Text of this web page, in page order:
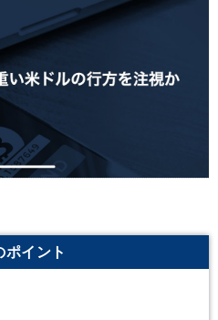
ポイント